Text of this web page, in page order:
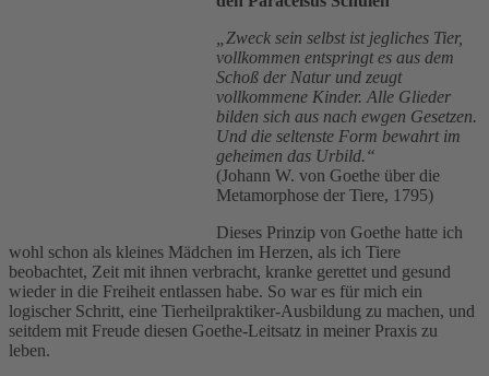
„Zweck sein selbst ist jegliches Tier,
vollkommen entspringt es aus dem
Schoß der Natur und zeugt
vollkommene Kinder. Alle Glieder
bilden sich aus nach ewgen Gesetzen.
Und die seltenste Form bewahrt im
geheimen das Urbild.“
(Johann W. von Goethe über die
Metamorphose der Tiere, 1795)
Dieses Prinzip von Goethe hatte ich
wohl schon als kleines Mädchen im Herzen, als ich Tiere
beobachtet, Zeit mit ihnen verbracht, kranke gerettet und gesund
wieder in die Freiheit entlassen habe. So war es für mich ein
logischer Schritt, eine Tierheilpraktiker-Ausbildung zu machen, und
seitdem mit Freude diesen Goethe-Leitsatz in meiner Praxis zu
leben.